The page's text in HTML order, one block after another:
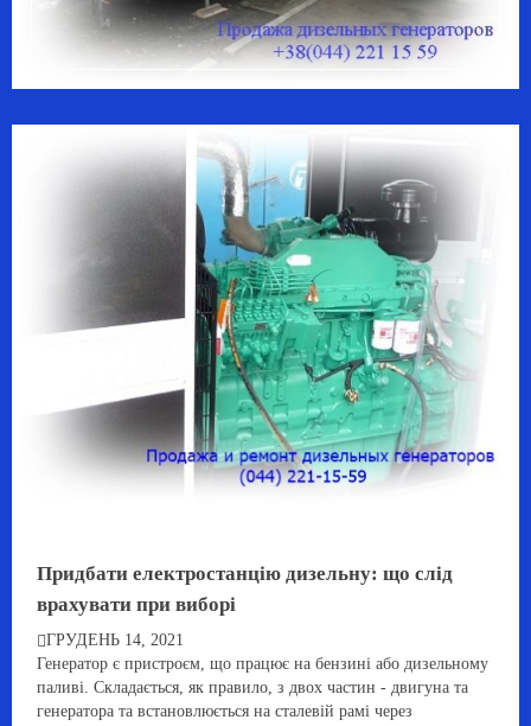
Придбати електростанцію дизельну: що слід
врахувати при виборі
ГРУДЕНЬ 14, 2021
Генератор є пристроєм, що працює на бензині або дизельному
паливі. Складається, як правило, з двох частин - двигуна та
генератора та встановлюється на сталевій рамі через